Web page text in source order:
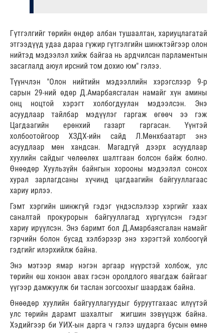
Гүтгэлгийг төрийн өндөр албан тушаалтан, хариуцлагатай
этгээдүүд удаа дараа гүжир гүтгэлгийн шинжтэйгээр олон
нийтэд мэдээлэл хийж байгаа нь ардчилсан парламентын
засаглалд аюул ирсний том дохио юм" гэлээ.
Түүнчлэн "Олон нийтийн мэдээллийн хэрэгслээр 9-р
сарын 29-ний өдөр Д.Амарбаясгалан намайг хүн амины
онц ноцтой хэрэгт холбогдуулан мэдээлсэн. Энэ
асуудлаар тайлбар мэдүүлэг гаргаж өгөөч ээ гэж
Цагдаагийн ерөнхий газарт гаргасан. Үүнтэй
холбоотойгоор ХЗДХ-ийн сайд Л.Мөнхбаатарт энэ
асуудлаар мөн хандсан. Магадгүй дээрх асуудлаар
хуулийн сайдыг чөлөөлөх шалтгаан болсон байж болно.
Өнөөдөр Хуульзүйн байнгын хорооны мэдээлэл сонсох
хурал зарлагдсаны хүчинд цагдаагийн байгууллагаас
хариу ирлээ.
Гэмт хэргийн шинжгүй гэдэг үндэслэлээр хэргийг хаах
саналтай прокурорын байгууллагад хүргүүлсэн гэдэг
хариу ирүүлсэн. Энэ баримт бол Д.Амарбаясгалан намайг
гэрчийн болон бусад хэлбэрээр энэ хэрэгтэй холбоогүй
гэдгийг илэрхийлж байна.
Энэ мэтээр ямар нэгэн аргаар нүүрстэй холбож, улс
төрийн өш хонзон авах гэсэн оролдлого явагдаж байгааг
үүгээр дамжуулж би таслан зогсоохыг шаардаж байна.
Өнөөдөр хуулийн байгууллагуудыг буруутгахаас илүүтэй
улс төрийн дарамт шахалтыг жигшин зэвүүцэж байна.
Хэдийгээр би УИХ-ын дарга ч гэлээ шударга бусын өмнө